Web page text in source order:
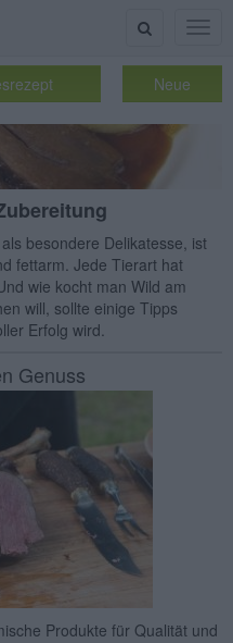
Suche
Neue
besondere Delikatesse, ist
fettarm. Jede Tierart hat
wie kocht man Wild am
will, sollte einige Tipps
Erfolg wird.
Genuss
Produkte für Qualität und